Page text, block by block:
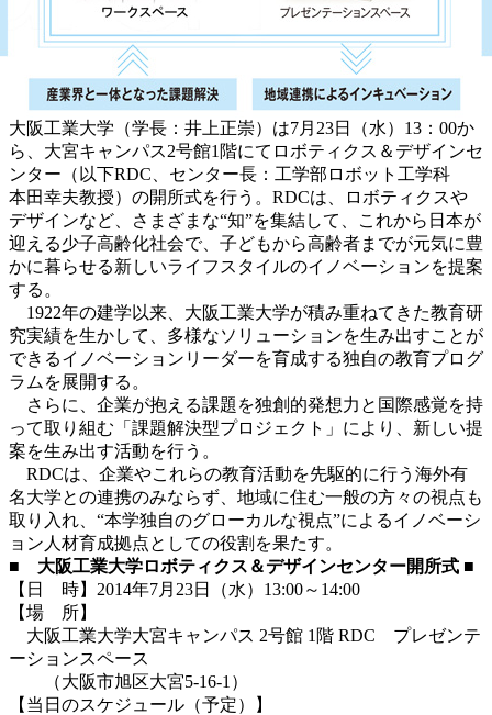
大阪工業大学（学長：井上正崇）は7月23日（水）13：00か
ら、大宮キャンパス2号館1階にてロボティクス＆デザインセ
ンター（以下RDC、センター長：工学部ロボット工学科
本田幸夫教授）の開所式を行う。RDCは、ロボティクスや
デザインなど、さまざまな“知”を集結して、これから日本が
迎える少子高齢化社会で、子どもから高齢者までが元気に豊
かに暮らせる新しいライフスタイルのイノベーションを提案
する。
1922年の建学以来、大阪工業大学が積み重ねてきた教育研
究実績を生かして、多様なソリューションを生み出すことが
できるイノベーションリーダーを育成する独自の教育プログ
ラムを展開する。
さらに、企業が抱える課題を独創的発想力と国際感覚を持
って取り組む「課題解決型プロジェクト」により、新しい提
案を生み出す活動を行う。
RDCは、企業やこれらの教育活動を先駆的に行う海外有
名大学との連携のみならず、地域に住む一般の方々の視点も
取り入れ、“本学独自のグローカルな視点”によるイノベーシ
ョン人材育成拠点としての役割を果たす。
■ 大阪工業大学ロボティクス＆デザインセンター開所式 ■
【日 時】2014年7月23日（水）13:00～14:00
【場 所】
大阪工業大学大宮キャンパス 2号館 1階 RDC プレゼンテ
ーションスペース
（大阪市旭区大宮5-16-1）
【当日のスケジュール（予定）】